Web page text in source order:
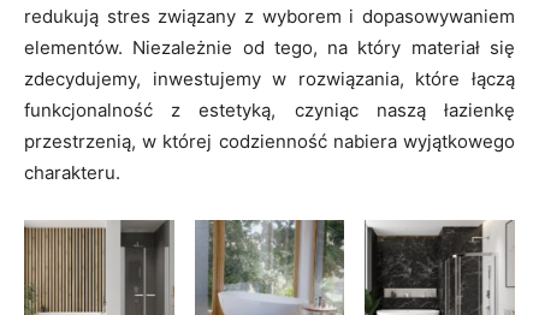
redukują stres związany z wyborem i dopasowywaniem
elementów. Niezależnie od tego, na który materiał się
zdecydujemy, inwestujemy w rozwiązania, które łączą
funkcjonalność z estetyką, czyniąc naszą łazienkę
przestrzenią, w której codzienność nabiera wyjątkowego
charakteru.